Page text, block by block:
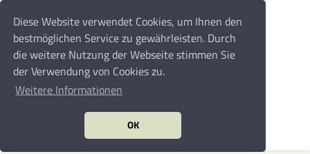
Diese Website verwendet Cookies, um Ihnen den
bestmöglichen Service zu gewährleisten. Durch
die weitere Nutzung der Webseite stimmen Sie
der Verwendung von Cookies zu.
Weitere Informationen
OK